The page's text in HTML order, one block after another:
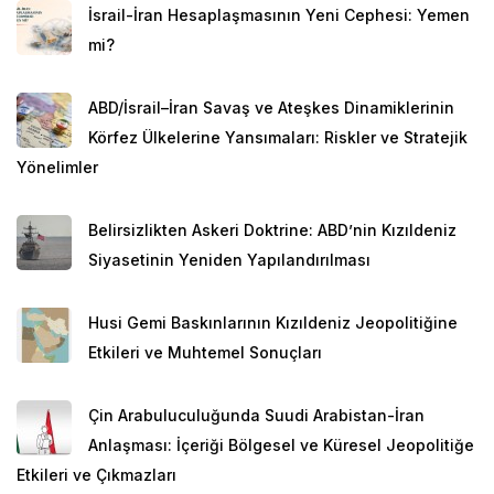
İsrail-İran Hesaplaşmasının Yeni Cephesi: Yemen
mi?
ABD/İsrail–İran Savaş ve Ateşkes Dinamiklerinin
Körfez Ülkelerine Yansımaları: Riskler ve Stratejik
Yönelimler
Belirsizlikten Askeri Doktrine: ABD’nin Kızıldeniz
Siyasetinin Yeniden Yapılandırılması
Husi Gemi Baskınlarının Kızıldeniz Jeopolitiğine
Etkileri ve Muhtemel Sonuçları
Çin Arabuluculuğunda Suudi Arabistan-İran
Anlaşması: İçeriği Bölgesel ve Küresel Jeopolitiğe
Etkileri ve Çıkmazları